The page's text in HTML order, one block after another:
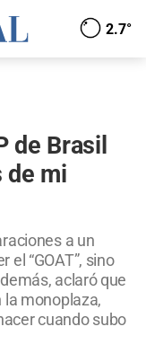
2.7°
de Brasil
de mi
a un
“GOAT”, sino
aclaró que
la monoplaza,
cuando subo